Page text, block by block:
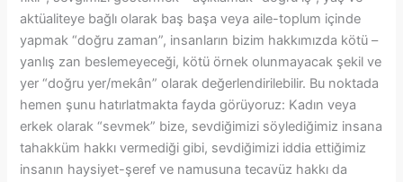
aktüaliteye bağlı olarak baş başa veya aile-toplum içinde
yapmak “doğru zaman”, insanların bizim hakkımızda kötü –
yanlış zan beslemeyeceği, kötü örnek olunmayacak şekil ve
yer “doğru yer/mekân” olarak değerlendirilebilir. Bu noktada
hemen şunu hatırlatmakta fayda görüyoruz: Kadın veya
erkek olarak “sevmek” bize, sevdiğimizi söylediğimiz insana
tahakküm hakkı vermediği gibi, sevdiğimizi iddia ettiğimiz
insanın haysiyet-şeref ve namusuna tecavüz hakkı da